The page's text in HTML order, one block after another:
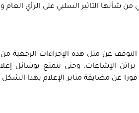
شأنها التاثير السلبي على الرأي العام
عن مثل هذه الإجراءات الرجعية
الإشاعات، وحتى نتمتع بوسائل
عن مضايقة منابر الإعلام بهذا